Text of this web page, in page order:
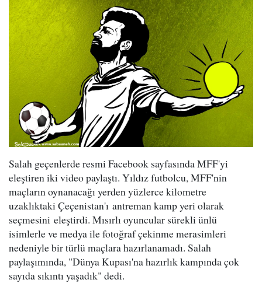
Salah geçenlerde resmi Facebook sayfasında MFF'yi
eleştiren iki video paylaştı. Yıldız futbolcu, MFF'nin
maçların oynanacağı yerden yüzlerce kilometre
uzaklıktaki Çeçenistan'ı antreman kamp yeri olarak
seçmesini eleştirdi. Mısırlı oyuncular sürekli ünlü
isimlerle ve medya ile fotoğraf çekinme merasimleri
nedeniyle bir türlü maçlara hazırlanamadı. Salah
paylaşımında, "Dünya Kupası'na hazırlık kampında çok
sayıda sıkıntı yaşadık" dedi.